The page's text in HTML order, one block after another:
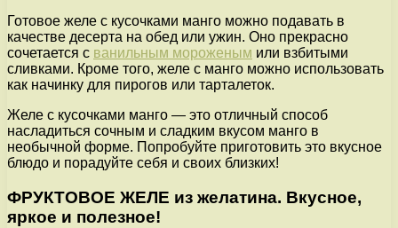
Готовое желе с кусочками манго можно подавать в
качестве десерта на обед или ужин. Оно прекрасно
сочетается с ванильным мороженым или взбитыми
сливками. Кроме того, желе с манго можно использовать
как начинку для пирогов или тарталеток.
Желе с кусочками манго — это отличный способ
насладиться сочным и сладким вкусом манго в
необычной форме. Попробуйте приготовить это вкусное
блюдо и порадуйте себя и своих близких!
ФРУКТОВОЕ ЖЕЛЕ из желатина. Вкусное,
яркое и полезное!